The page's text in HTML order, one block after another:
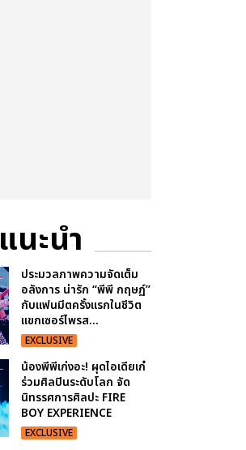
แนะนำ
ประมวลภาพความจัดเต็ม
อลังการ น่ารัก “พีพี กฤษฏ์”
กับแฟนมีตครั้งแรกในชีวิต
แขกเซอร์ไพรส...
EXCLUSIVE
น้องพีพีเก่งอะ! ผุดไอเดียเก๋
ร่วมศิลปินระดับโลก จัด
นิทรรศการศิลปะ FIRE
BOY EXPERIENCE
EXCLUSIVE